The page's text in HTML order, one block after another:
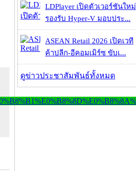
LDPlayer เปิดตัวเวอร์ชันใหม่
รองรับ Hyper-V มอบประ...
ASEAN Retail 2026 เปิดเวที
ค้าปลีก-อีคอมเมิร์ซ ขับเ...
ดูข่าวประชาสัมพันธ์ทั้งหมด